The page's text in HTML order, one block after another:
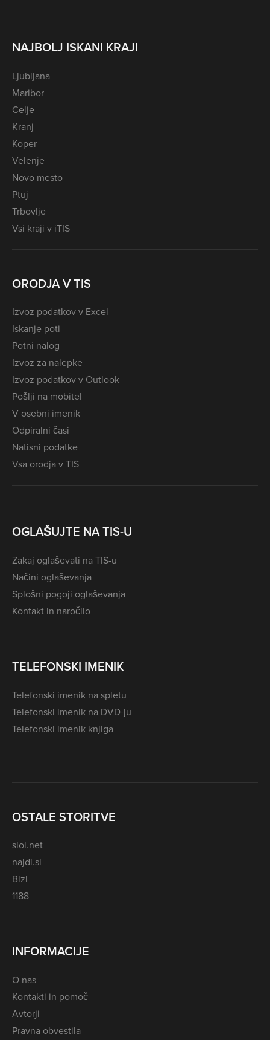
NAJBOLJ ISKANI KRAJI
Ljubljana
Maribor
Celje
Kranj
Koper
Velenje
Novo mesto
Ptuj
Trbovlje
Vsi kraji v iTIS
ORODJA V TIS
Izvoz podatkov v Excel
Iskanje poti
Potni nalog
Izvoz za nalepke
Izvoz podatkov v Outlook
Pošlji na mobitel
V osebni imenik
Odpiralni časi
Natisni podatke
Vsa orodja v TIS
OGLAŠUJTE NA TIS-U
Zakaj oglaševati na TIS-u
Načini oglaševanja
Splošni pogoji oglaševanja
Kontakt in naročilo
TELEFONSKI IMENIK
Telefonski imenik na spletu
Telefonski imenik na DVD-ju
Telefonski imenik knjiga
OSTALE STORITVE
siol.net
najdi.si
Bizi
1188
INFORMACIJE
O nas
Kontakti in pomoč
Avtorji
Pravna obvestila